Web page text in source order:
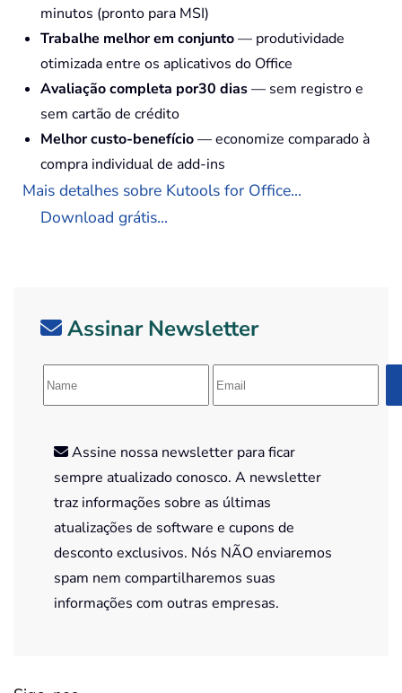
minutos (pronto para MSI)
Trabalhe melhor em conjunto— produtividade
otimizada entre os aplicativos do Office
Avaliação completa por30 dias— sem registro e
sem cartão de crédito
Melhor custo-benefício— economize comparado à
compra individual de add-ins
Mais detalhes sobre Kutools for Office...
Download grátis...
Assinar Newsletter
Assine nossa newsletter para ficar
sempre atualizado conosco. A newsletter
traz informações sobre as últimas
atualizações de software e cupons de
desconto exclusivos. Nós NÃO enviaremos
spam nem compartilharemos suas
informações com outras empresas.